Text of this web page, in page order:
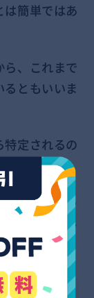
は簡単ではあ
、これまで
ともいいま
特定されるの
なっている
す方が難し
いた